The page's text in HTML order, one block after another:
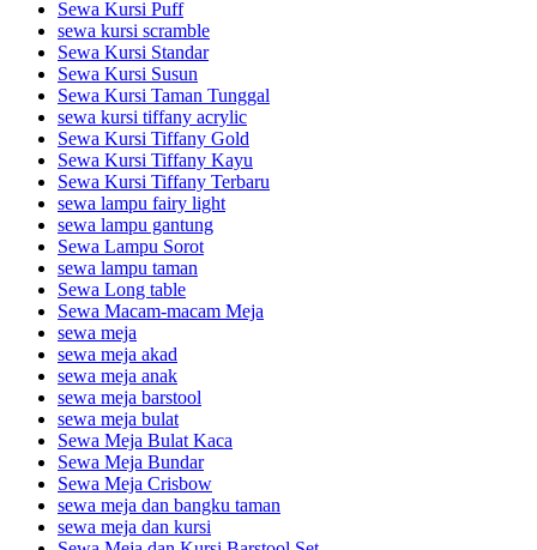
Sewa Kursi Puff
sewa kursi scramble
Sewa Kursi Standar
Sewa Kursi Susun
Sewa Kursi Taman Tunggal
sewa kursi tiffany acrylic
Sewa Kursi Tiffany Gold
Sewa Kursi Tiffany Kayu
Sewa Kursi Tiffany Terbaru
sewa lampu fairy light
sewa lampu gantung
Sewa Lampu Sorot
sewa lampu taman
Sewa Long table
Sewa Macam-macam Meja
sewa meja
sewa meja akad
sewa meja anak
sewa meja barstool
sewa meja bulat
Sewa Meja Bulat Kaca
Sewa Meja Bundar
Sewa Meja Crisbow
sewa meja dan bangku taman
sewa meja dan kursi